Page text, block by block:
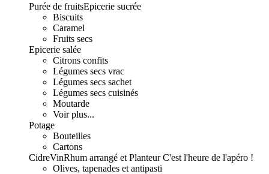
Purée de fruitsEpicerie sucrée
Biscuits
Caramel
Fruits secs
Epicerie salée
Citrons confits
Légumes secs vrac
Légumes secs sachet
Légumes secs cuisinés
Moutarde
Voir plus...
Potage
Bouteilles
Cartons
CidreVinRhum arrangé et PlanteurC'est l'heure de l'apéro !
Olives, tapenades et antipasti